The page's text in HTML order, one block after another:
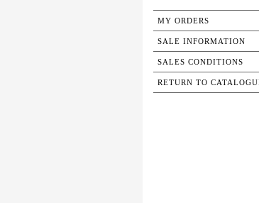
MY ORDERS
SALE INFORMATION
SALES CONDITIONS
RETURN TO